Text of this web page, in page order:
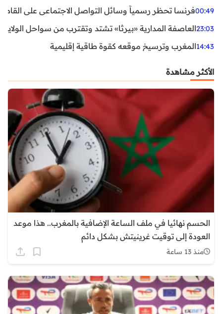
00:49فرنسا تحظر رسمياً وسائل التواصل الاجتماعي على القاصرين
23:03العاصفة المدارية «بيرثا» تشتد وتقترب من سواحل
14:43المغرب وترسيخ موقعه كقوة طاقية إقليمية
الأكثر مشاهدة
الحسم نهائيا في ملف الساعة الإضافية بالمغرب.. هذا موعد
العودة إلى توقيت غرينيتش بشكل دائم
منذ 13 ساعة